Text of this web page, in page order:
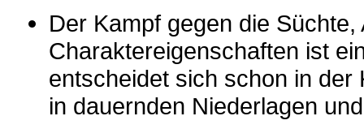
Der Kampf gegen die
Charaktereigenschaften ist
entscheidet sich schon in
in dauernden Niederlagen